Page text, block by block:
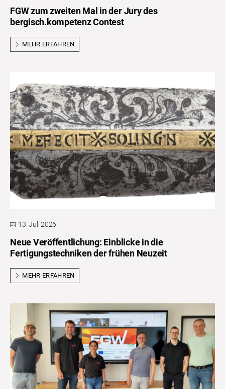
FGW zum zweiten Mal in der Jury des
bergisch.kompetenz Contest
MEHR ERFAHREN
13. Juli 2026
Neue Veröffentlichung: Einblicke in die
Fertigungstechniken der frühen Neuzeit
MEHR ERFAHREN